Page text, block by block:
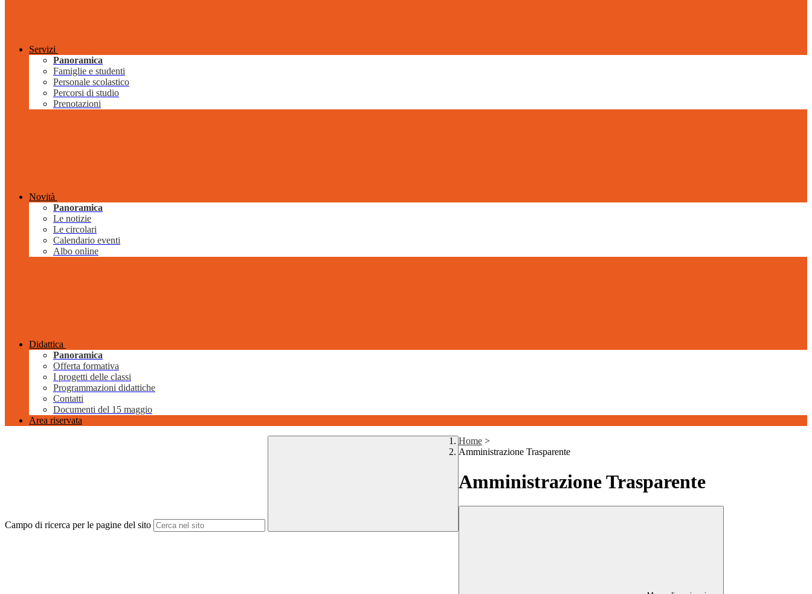
Servizi
Panoramica
Famiglie e studenti
Personale scolastico
Percorsi di studio
Prenotazioni
Novità
Panoramica
Le notizie
Le circolari
Calendario eventi
Albo online
Didattica
Panoramica
Offerta formativa
I progetti delle classi
Programmazioni didattiche
Contatti
Documenti del 15 maggio
Area riservata
Campo di ricerca per le pagine del sito
Home >
Amministrazione Trasparente
Amministrazione Trasparente